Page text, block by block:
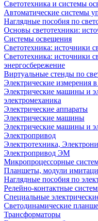
Светотехника и системы
Автоматические системы
Наглядные пособия по
Основы светотехники:
Системы освещения
Светотехника: источники
Светотехника: источники
энергосбережение
Виртуальные стенды по
Электрические измерения
Электрические машины и
электромеханика
Электрические аппараты
Электрические машины
Электрические машины и
Электропривод
Электротехника,
Электропривод ЭМ
Микропроцессорные
Планшеты, модули
Наглядные пособия по
Релейно-контактные
Специальные
Светодинамические
Трансформаторы